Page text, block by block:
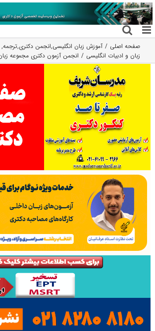
رفتن
به
محتوا
صفحه اصلی آموزش زبان انگلیسی,انجمن دکتری,ترجمه,
زبان و ادبیات انگلیسی
انجمن آزمون دکتری مجموعه